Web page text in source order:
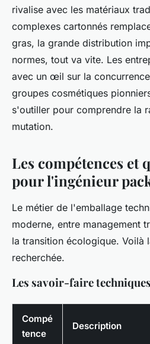
rivalise avec les matériaux
complexes cartonnés
gras, la grande distribution
normes, tout va vite. Les
avec un œil sur la
groupes cosmétiques
s'outiller pour comprendre la
mutation.
Les compétences et
pour l'ingénieur
Le métier de l'emballage
moderne, entre management
la transition écologique. Voilà
recherchée.
Les savoir-faire
Compé
tence
Description